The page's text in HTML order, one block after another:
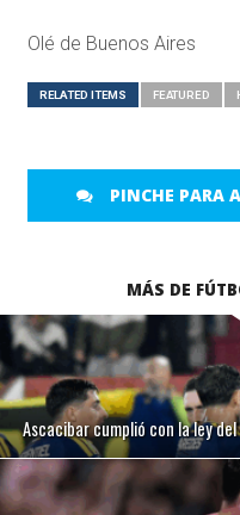
Olé de Buenos Aires
RELATED ITEMS FEATURED
PINCHE PARA
MÁS DE
Ascacibar cumplió con la ley